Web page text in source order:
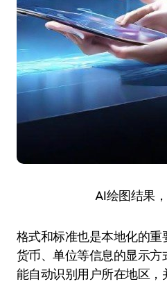
AI绘图结果
格式和标准也是本地化的重
货币、单位等信息的显示
能自动识别用户所在地区，